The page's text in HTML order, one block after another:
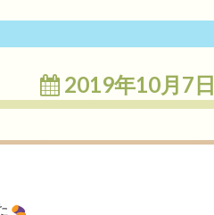
2019年10月7日